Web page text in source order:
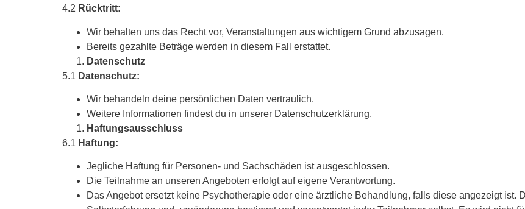
4.2 Rücktritt:
Wir behalten uns das Recht vor, Veranstaltungen aus wichtigem Grund abzusagen.
Bereits gezahlte Beträge werden in diesem Fall erstattet.
Datenschutz
5.1 Datenschutz:
Wir behandeln deine persönlichen Daten vertraulich.
Weitere Informationen findest du in unserer Datenschutzerklärung.
Haftungsausschluss
6.1 Haftung:
Jegliche Haftung für Personen- und Sachschäden ist ausgeschlossen.
Die Teilnahme an unseren Angeboten erfolgt auf eigene Verantwortung.
Das Angebot ersetzt keine Psychotherapie oder eine ärztliche Behandlung, falls diese angezeigt ist.